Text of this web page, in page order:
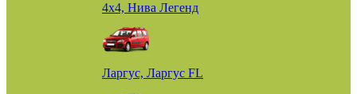
4х4, Нива Легенд
Ларгус, Ларгус FL